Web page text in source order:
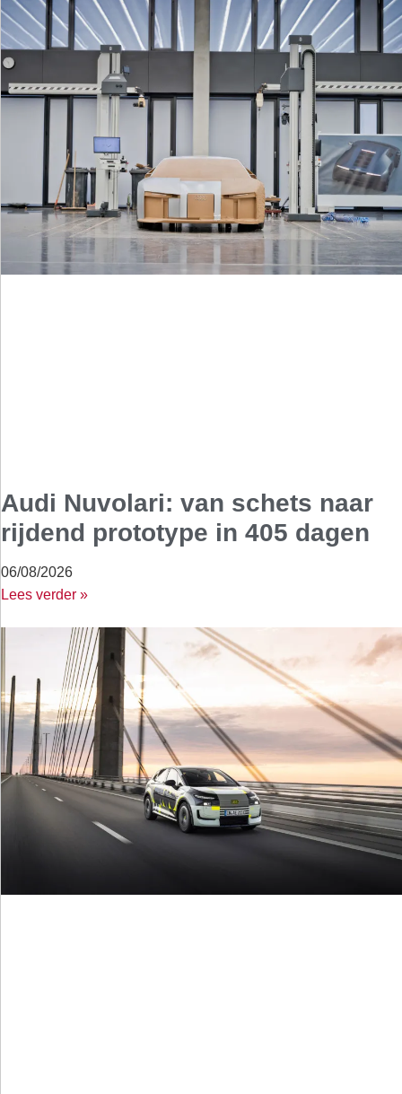
Audi Nuvolari: van schets naar
rijdend prototype in 405 dagen
06/08/2026
Lees verder »